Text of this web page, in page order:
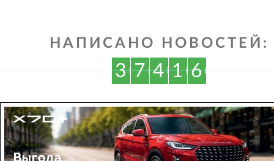
НАПИСАНО НОВОСТЕЙ:
3 7 4 1 6